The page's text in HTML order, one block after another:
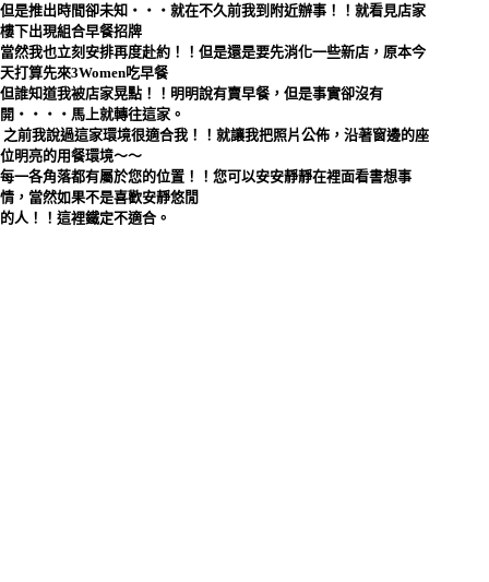
但是推出時間卻未知‧‧‧就在不久前我到附近辦事！！就看見店家
樓下出現組合早餐招牌
當然我也立刻安排再度赴約！！但是還是要先消化一些新店，原本今
天打算先來3Women吃早餐
但誰知道我被店家晃點！！明明說有賣早餐，但是事實卻沒有
開‧‧‧‧馬上就轉往這家。
之前我說過這家環境很適合我！！就讓我把照片公佈，沿著窗邊的座
位明亮的用餐環境～～
每一各角落都有屬於您的位置！！您可以安安靜靜在裡面看書想事
情，當然如果不是喜歡安靜悠閒
的人！！這裡鐵定不適合。